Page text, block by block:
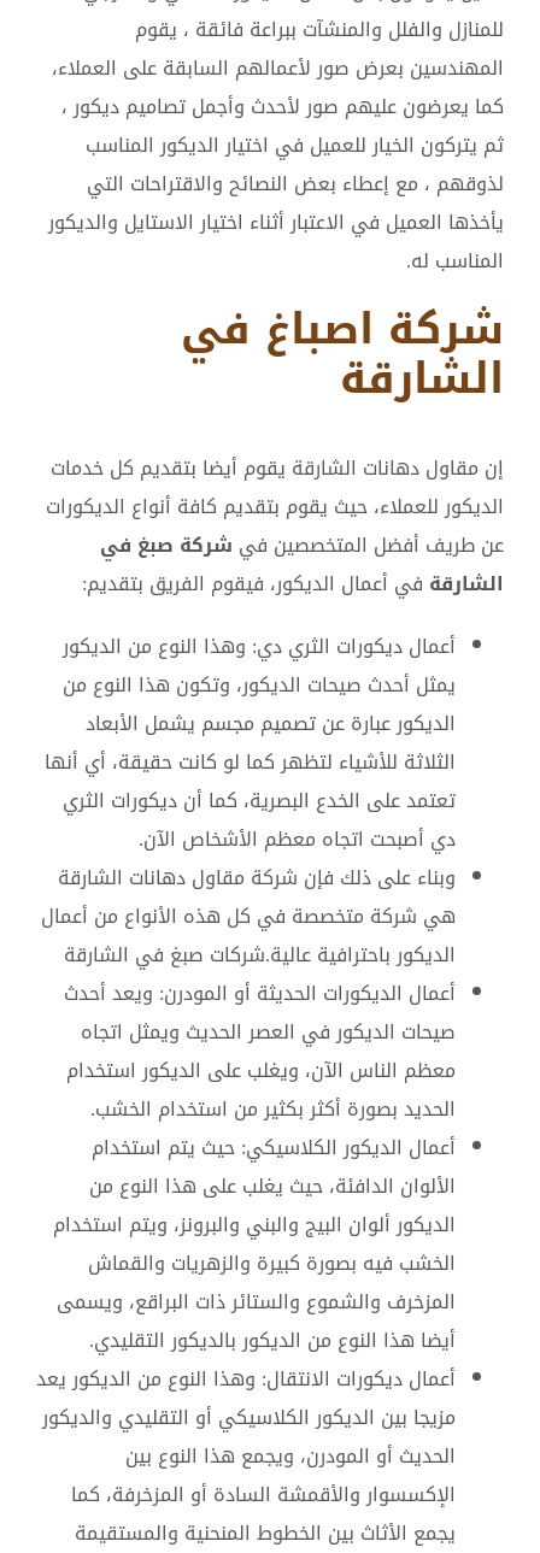
للمنازل والفلل والمنشآت ببراعة فائقة ، يقوم
المهندسين بعرض صور لأعمالهم السابقة على العملاء،
كما يعرضون عليهم صور لأحدث وأجمل تصاميم ديكور ،
ثم يتركون الخيار للعميل في اختيار الديكور المناسب
لذوقهم ، مع إعطاء بعض النصائح والاقتراحات التي
يأخذها العميل في الاعتبار أثناء اختيار الاستايل والديكور
المناسب له.
شركة اصباغ في
الشارقة
إن مقاول دهانات الشارقة يقوم أيضا بتقديم كل خدمات
الديكور للعملاء، حيث يقوم بتقديم كافة أنواع الديكورات
عن طريف أفضل المتخصصين في شركة صبغ في
الشارقة في أعمال الديكور، فيقوم الفريق بتقديم:
أعمال ديكورات الثري دي: وهذا النوع من الديكور
يمثل أحدث صيحات الديكور، وتكون هذا النوع من
الديكور عبارة عن تصميم مجسم يشمل الأبعاد
الثلاثة للأشياء لتظهر كما لو كانت حقيقة، أي أنها
تعتمد على الخدع البصرية، كما أن ديكورات الثري
دي أصبحت اتجاه معظم الأشخاص الآن.
وبناء على ذلك فإن شركة مقاول دهانات الشارقة
هي شركة متخصصة في كل هذه الأنواع من أعمال
الديكور باحترافية عالية.شركات صبغ في الشارقة
أعمال الديكورات الحديثة أو المودرن: ويعد أحدث
صيحات الديكور في العصر الحديث ويمثل اتجاه
معظم الناس الآن، ويغلب على الديكور استخدام
الحديد بصورة أكثر بكثير من استخدام الخشب.
أعمال الديكور الكلاسيكي: حيث يتم استخدام
الألوان الدافئة، حيث يغلب على هذا النوع من
الديكور ألوان البيج والبني والبرونز، ويتم استخدام
الخشب فيه بصورة كبيرة والزهريات والقماش
المزخرف والشموع والستائر ذات البراقع، ويسمى
أيضا هذا النوع من الديكور بالديكور التقليدي.
أعمال ديكورات الانتقال: وهذا النوع من الديكور يعد
مزيجا بين الديكور الكلاسيكي أو التقليدي والديكور
الحديث أو المودرن، ويجمع هذا النوع بين
الإكسسوار والأقمشة السادة أو المزخرفة، كما
يجمع الأثاث بين الخطوط المنحنية والمستقيمة